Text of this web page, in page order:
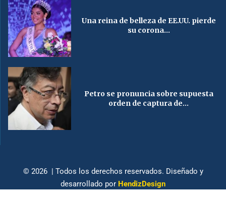
Una reina de belleza de EE.UU. pierde
su corona...
Petro se pronuncia sobre supuesta
orden de captura de...
© 2026 | Todos los derechos reservados. Diseñado y
desarrollado por HendizDesign